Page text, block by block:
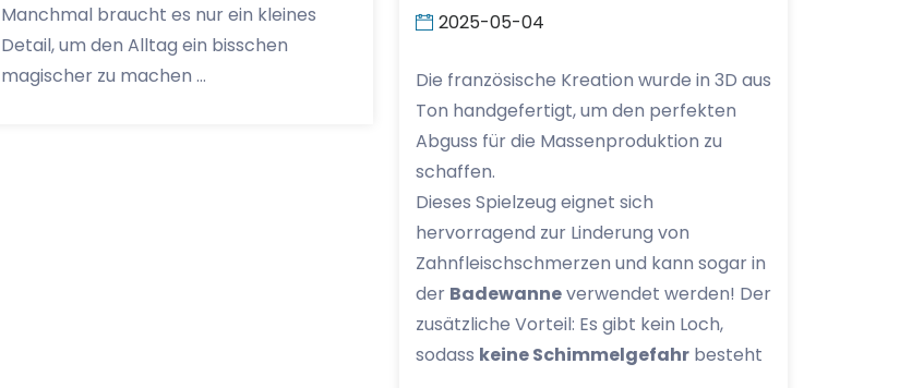
Manchmal braucht es nur ein kleines
Detail, um den Alltag ein bisschen
magischer zu machen …
2025-05-04
Die französische Kreation wurde in 3D aus
Ton handgefertigt, um den perfekten
Abguss für die Massenproduktion zu
schaffen.
Dieses Spielzeug eignet sich
hervorragend zur Linderung von
Zahnfleischschmerzen und kann sogar in
der Badewanneverwendet werden! Der
zusätzliche Vorteil: Es gibt kein Loch,
sodass keine Schimmelgefahr besteht